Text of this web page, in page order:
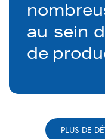
au sein
de
PLUS DE